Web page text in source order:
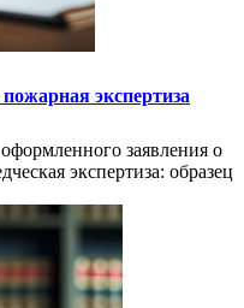
экспертиза
заявления о
экспертиза: образец